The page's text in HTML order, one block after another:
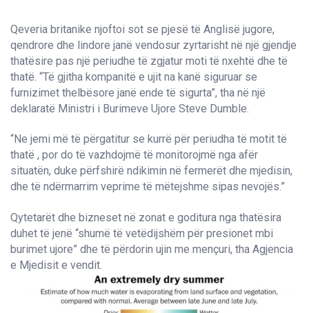
Qeveria britanike njoftoi sot se pjesë të Anglisë jugore,
qendrore dhe lindore janë vendosur zyrtarisht në një gjendje
thatësire pas një periudhe të zgjatur moti të nxehtë dhe të
thatë. “Të gjitha kompanitë e ujit na kanë siguruar se
furnizimet thelbësore janë ende të sigurta”, tha në një
deklaratë Ministri i Burimeve Ujore Steve Dumble.
“Ne jemi më të përgatitur se kurrë për periudha të motit të
thatë , por do të vazhdojmë të monitorojmë nga afër
situatën, duke përfshirë ndikimin në fermerët dhe mjedisin,
dhe të ndërmarrim veprime të mëtejshme sipas nevojës.”
Qytetarët dhe bizneset në zonat e goditura nga thatësira
duhet të jenë “shumë të vetëdijshëm për presionet mbi
burimet ujore” dhe të përdorin ujin me mençuri, tha Agjencia
e Mjedisit e vendit.